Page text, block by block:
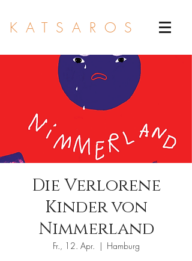
KATSAROS
Die Verlorene
Kinder von
Nimmerland
Fr., 12. Apr.
  |
Hamburg